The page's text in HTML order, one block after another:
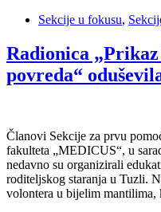
Sekcije u fokusu,
Radionica
povreda“
Članovi Sekcije za prvu
fakulteta „MEDICUS“, u
nedavno su organizirali
roditeljskog staranja u Tuzli.
volontera u bijelim